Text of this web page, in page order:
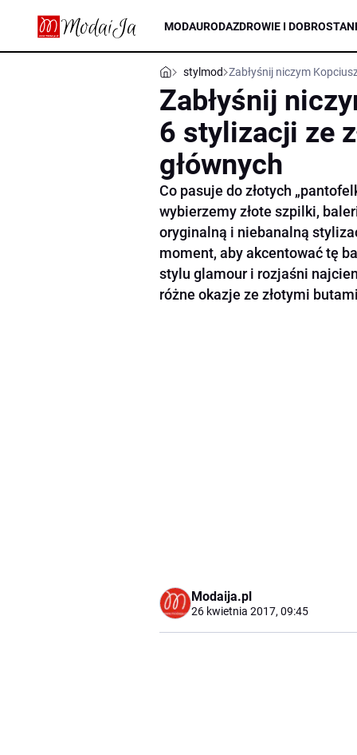
MODAURODAZDROWIE I DOBROSTAN
stylmod Zabłyśnij niczym
Zabłyśnij
6 stylizacji ze
głównych
Co pasuje do złotych
wybierzemy złote szpilki,
oryginalną i niebanalną
moment, aby akcentować tę
stylu glamour i rozjaśni
różne okazje ze złotymi
Modaija.pl
26 kwietnia 2017, 09:45